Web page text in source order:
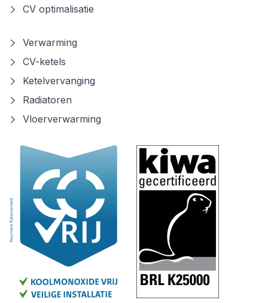
CV optimalisatie
Verwarming
CV-ketels
Ketelvervanging
Radiatoren
Vloerverwarming